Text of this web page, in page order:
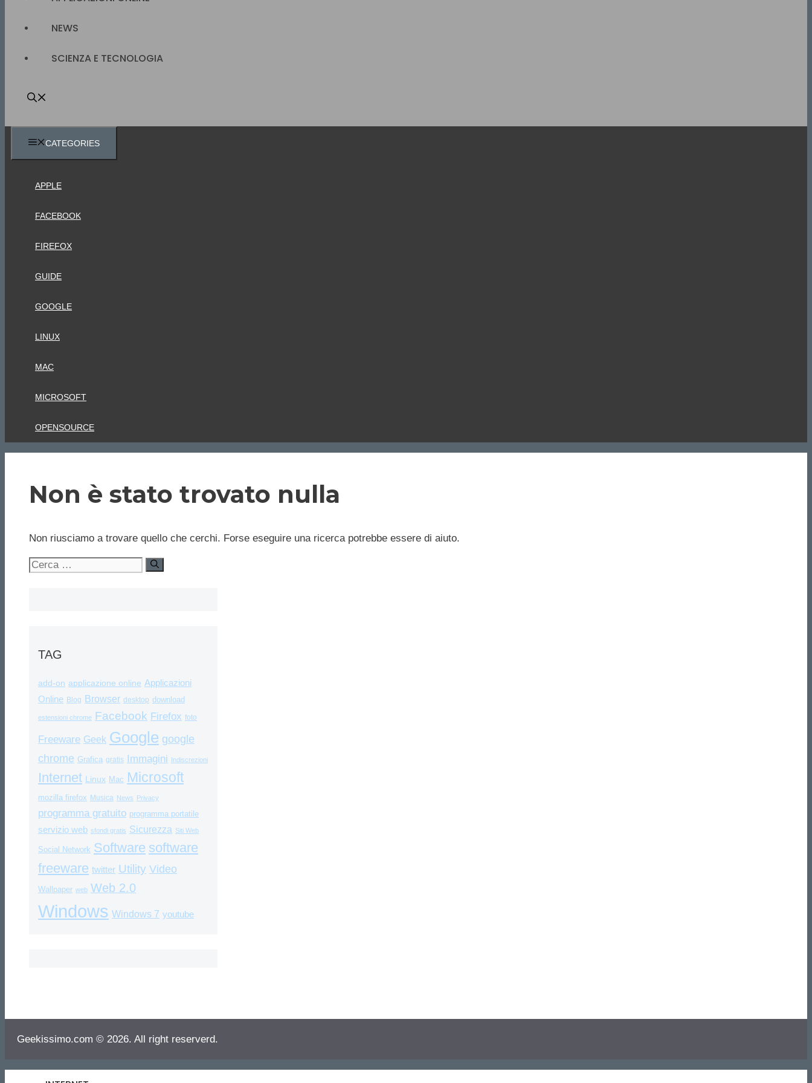
NEWS
SCIENZA E TECNOLOGIA
CATEGORIES
APPLE
FACEBOOK
FIREFOX
GUIDE
GOOGLE
LINUX
MAC
MICROSOFT
OPENSOURCE
Non è stato trovato nulla
Non riusciamo a trovare quello che cerchi. Forse eseguire una ricerca potrebbe essere di aiuto.
Ricerca
TAG
add-on applicazione online Applicazioni
Online Blog Browser desktop download
estensioni chrome Facebook Firefox foto
Freeware Geek Google google
chrome Grafica gratis Immagini Indiscrezioni
Internet Linux Mac Microsoft
mozilla firefox Musica News Privacy
programma gratuito programma portatile
servizio web sfondi gratis Sicurezza Siti Web
Social Network Software software
freeware twitter Utility Video
Wallpaper web Web 2.0
Windows Windows 7 youtube
Geekissimo.com © 2026. All right reserverd.